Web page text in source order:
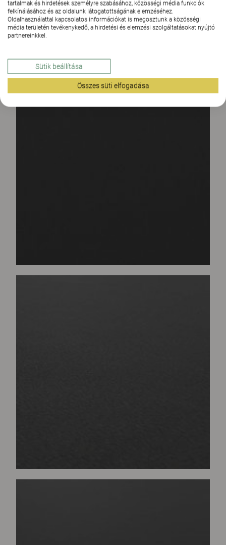
tartalmak és hirdetések személyre szabásához, közösségi média funkciók
felkínálásához és az oldalunk látogatottságának elemzéséhez.
Oldalhasználattal kapcsolatos információkat is megosztunk a közösségi
média területén tevékenykedő, a hirdetési és elemzési szolgáltatásokat nyújtó
partnereinkkel.
Sütik beállítása
Összes süti elfogadása